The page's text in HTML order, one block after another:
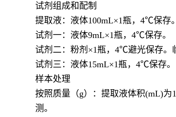
试剂组成和配制
提取液：液体100mL×1瓶，4℃保存。
试剂一：液体9mL×1瓶，4℃保存。
试剂二：粉剂×1瓶，4℃避光保存。
试剂三：液体15mL×1瓶，4℃保存。
样本处理
按照质量（g）：提取液体积(mL)为
测。